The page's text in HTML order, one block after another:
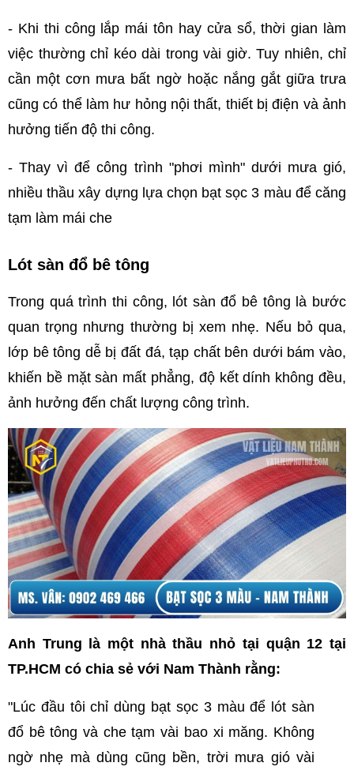
- Khi thi công lắp mái tôn hay cửa sổ, thời gian làm
việc thường chỉ kéo dài trong vài giờ. Tuy nhiên, chỉ
cần một cơn mưa bất ngờ hoặc nắng gắt giữa trưa
cũng có thể làm hư hỏng nội thất, thiết bị điện và ảnh
hưởng tiến độ thi công.
- Thay vì để công trình "phơi mình" dưới mưa gió,
nhiều thầu xây dựng lựa chọn bạt sọc 3 màu để căng
tạm làm mái che
Lót sàn đổ bê tông
Trong quá trình thi công, lót sàn đổ bê tông là bước
quan trọng nhưng thường bị xem nhẹ. Nếu bỏ qua,
lớp bê tông dễ bị đất đá, tạp chất bên dưới bám vào,
khiến bề mặt sàn mất phẳng, độ kết dính không đều,
ảnh hưởng đến chất lượng công trình.
Anh Trung là một nhà thầu nhỏ tại quận 12 tại
TP.HCM có chia sẻ với Nam Thành rằng:
"Lúc đầu tôi chỉ dùng bạt sọc 3 màu để lót sàn
đổ bê tông và che tạm vài bao xi măng. Không
ngờ nhẹ mà dùng cũng bền, trời mưa gió vài